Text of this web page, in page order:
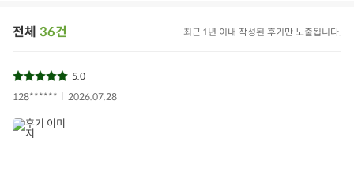
전체 36건 최근 1년 이내 작성된 후기만 노출됩니다.
5.0
128******
2026.07.28